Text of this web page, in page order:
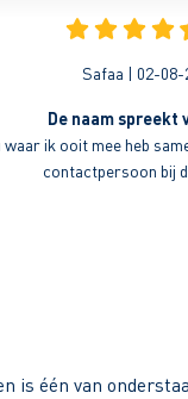
Safaa | 02-08-
De naam spreekt
ik ooit mee heb
contactpersoon bij
is één van